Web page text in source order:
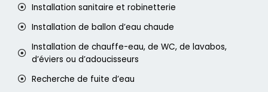
Installation sanitaire et robinetterie
Installation de ballon d’eau chaude
Installation de chauffe-eau, de WC, de lavabos,
d’éviers ou d’adoucisseurs
Recherche de fuite d’eau